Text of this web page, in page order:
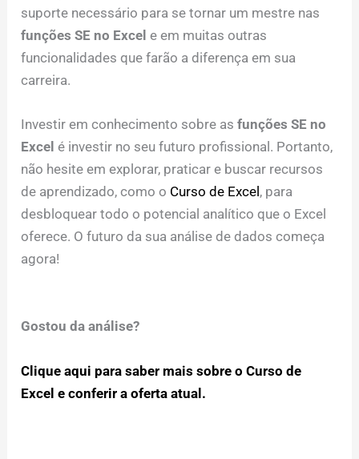
suporte necessário para se tornar um mestre nas
funções SE no Excel e em muitas outras
funcionalidades que farão a diferença em sua
carreira.
Investir em conhecimento sobre asfunções SE no
Excel é investir no seu futuro profissional. Portanto,
não hesite em explorar, praticar e buscar recursos
de aprendizado, como o Curso de Excel , para
desbloquear todo o potencial analítico que o Excel
oferece. O futuro da sua análise de dados começa
agora!
Gostou da análise?
Clique aqui para saber mais sobre o Curso de
Excel e conferir a oferta atual.